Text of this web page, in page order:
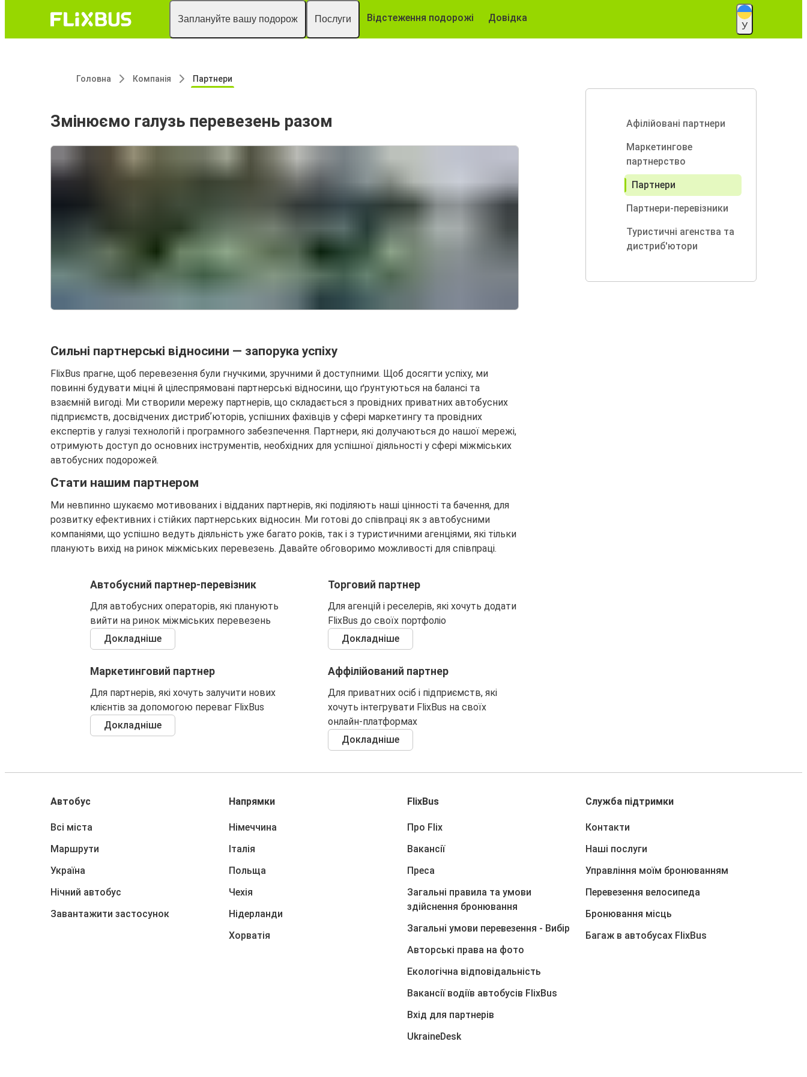
Заплануйте вашу подорож Послуги Відстеження подорожі Довідка
У
Головна Компанія Партнери
Змінюємо галузь перевезень разом
Сильні партнерські відносини — запорука успіху
FlixBus прагне, щоб перевезення були гнучкими, зручними й доступними. Щоб досягти успіху, ми
повинні будувати міцні й цілеспрямовані партнерські відносини, що ґрунтуються на балансі та
взаємній вигоді. Ми створили мережу партнерів, що складається з провідних приватних автобусних
підприємств, досвідчених дистрибʼюторів, успішних фахівців у сфері маркетингу та провідних
експертів у галузі технологій і програмного забезпечення. Партнери, які долучаються до нашої мережі,
отримують доступ до основних інструментів, необхідних для успішної діяльності у сфері міжміських
автобусних подорожей.
Стати нашим партнером
Ми невпинно шукаємо мотивованих і відданих партнерів, які поділяють наші цінності та бачення, для
розвитку ефективних і стійких партнерських відносин. Ми готові до співпраці як з автобусними
компаніями, що успішно ведуть діяльність уже багато років, так і з туристичними агенціями, які тільки
планують вихід на ринок міжміських перевезень. Давайте обговоримо можливості для співпраці.
Автобусний партнер-перевізник
Для автобусних операторів, які планують
вийти на ринок міжміських перевезень
Докладніше
Торговий партнер
Для агенцій і реселерів, які хочуть додати
FlixBus до своїх портфоліо
Докладніше
Маркетинговий партнер
Для партнерів, які хочуть залучити нових
клієнтів за допомогою переваг FlixBus
Докладніше
Аффілійований партнер
Для приватних осіб і підприємств, які
хочуть інтегрувати FlixBus на своїх
онлайн-платформах
Докладніше
Афілійовані партнери
Маркетингове
партнерство
Партнери
Партнери-перевізники
Туристичні агенства та
дистриб'ютори
Автобус
Всі міста
Маршрути
Україна
Нічний автобус
Завантажити застосунок
Напрямки
Німеччина
Італія
Польща
Чехія
Нідерланди
Хорватія
FlixBus
Про Flix
Вакансії
Преса
Загальні правила та умови
здійснення бронювання
Загальні умови перевезення - Вибір
Авторські права на фото
Екологічна відповідальність
Вакансії водіїв автобусів FlixBus
Вхід для партнерів
UkraineDesk
Служба підтримки
Контакти
Наші послуги
Управління моїм бронюванням
Перевезення велосипеда
Бронювання місць
Багаж в автобусах FlixBus